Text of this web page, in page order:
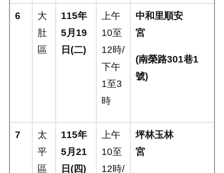
6
大
肚
區
115年
5月 19
日 (二)
上午
10至
12時/
下午
1至3
時
中和里順安
宮
(南榮路301巷1
號)
7
太
平
區
115年
5月 21
日 (四)
上午
10至
12時/
坪林玉林
宮